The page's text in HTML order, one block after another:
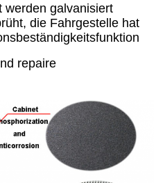
werden galvanisiert
die Fahrgestelle hat
repaire